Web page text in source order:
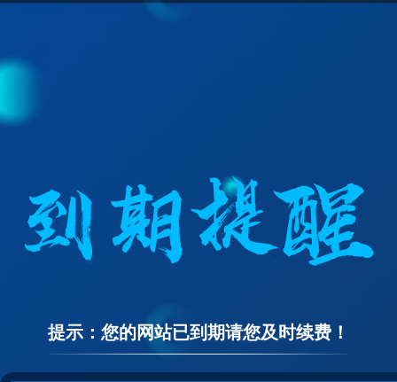
提示：您的网站已到期请您及时续费！